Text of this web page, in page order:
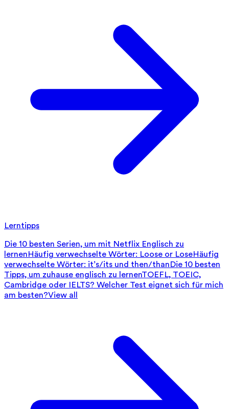
Lerntipps
Die 10 besten Serien, um mit Netflix Englisch zu
lernenHäufig verwechselte Wörter: Loose or LoseHäufig
verwechselte Wörter: it’s/its und then/thanDie 10 besten
Tipps, um zuhause englisch zu lernenTOEFL, TOEIC,
Cambridge oder IELTS? Welcher Test eignet sich für mich
am besten?View all